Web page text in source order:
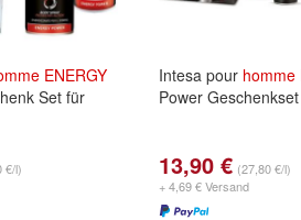
ENERGY
Set für
€/l)
Intesa pour homme
Power
13,90 € (27,80 €/l)
+ 4,69 € Versand